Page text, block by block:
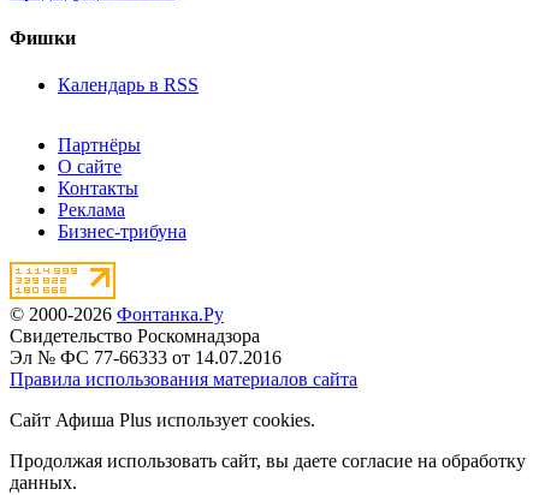
Фишки
Календарь в RSS
Партнёры
О сайте
Контакты
Реклама
Бизнес-трибуна
© 2000-2026 Фонтанка.Ру
Свидетельство Роскомнадзора
Эл № ФС 77-66333 от 14.07.2016
Правила использования материалов сайта
Сайт Афиша Plus использует cookies.
Продолжая использовать сайт, вы даете согласие на обработку
данных.